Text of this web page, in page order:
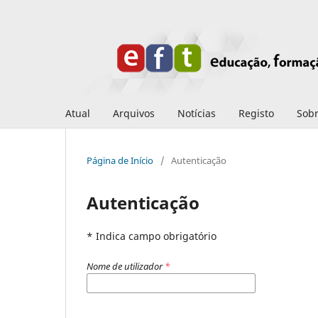
Atual Arquivos Notícias Registo
Página de Início / Autenticação
Autenticação
* Indica campo obrigatório
Nome de utilizador*